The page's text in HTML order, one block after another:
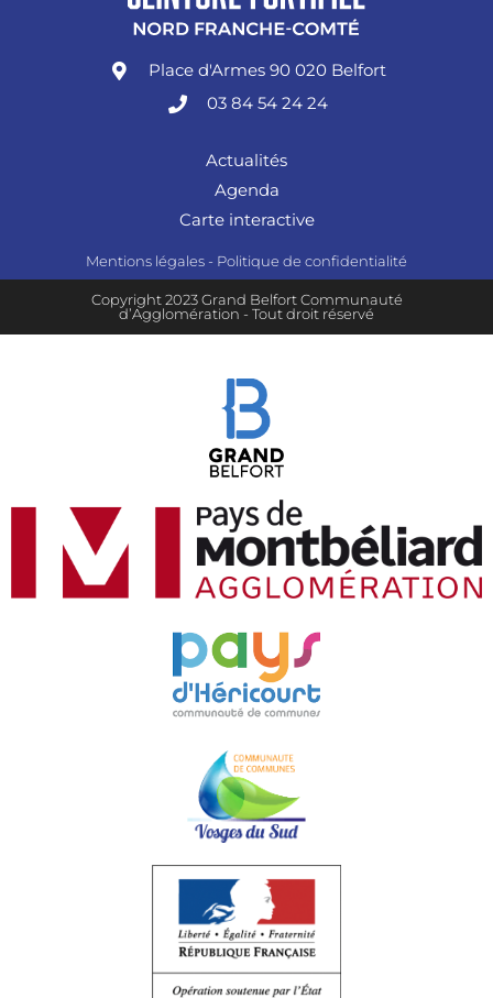
Place d'Armes 90 020 Belfort
03 84 54 24 24
Actualités
Agenda
Carte interactive
Mentions légales - Politique de confidentialité
Copyright 2023 Grand Belfort Communauté
d’Agglomération - Tout droit réservé